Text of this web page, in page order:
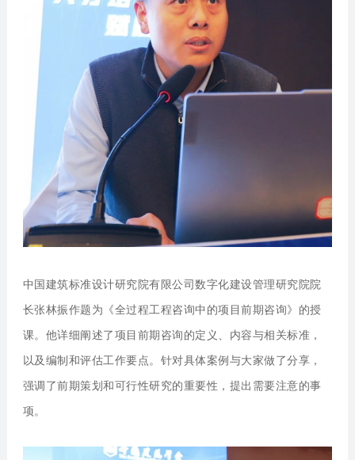
中国建筑标准设计研究院有限公司数字化建设管理研究院院
长张林振作题为《全过程工程咨询中的项目前期咨询》的授
课。他详细阐述了项目前期咨询的定义、内容与相关标准，
以及编制和评估工作要点。针对具体案例与大家做了分享，
强调了前期策划和可行性研究的重要性，提出需要注意的事
项。